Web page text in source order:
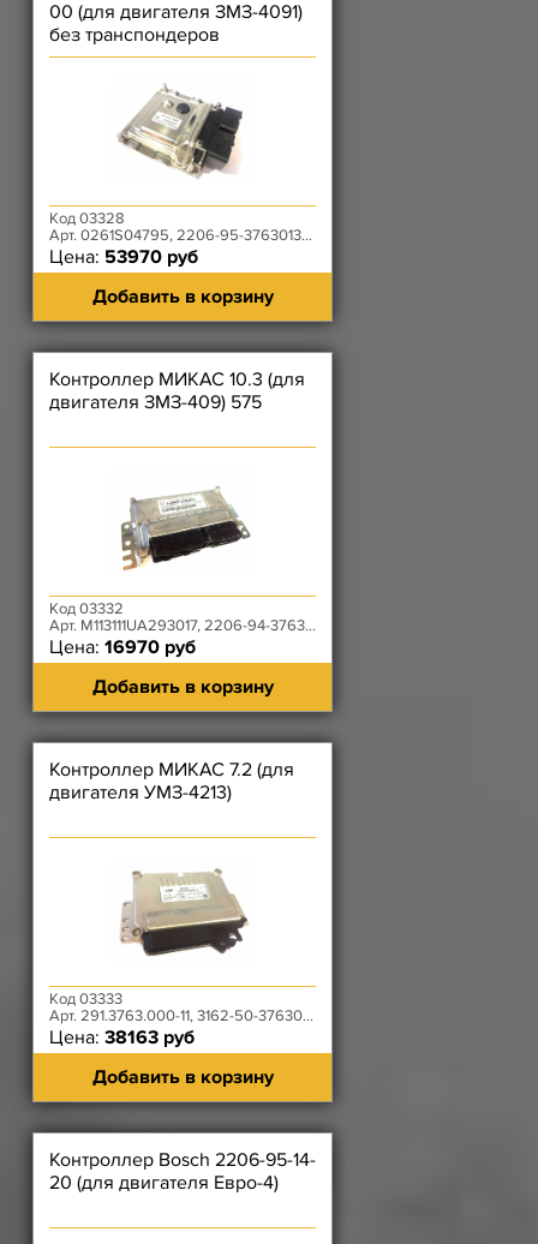
00 (для двигателя ЗМЗ-4091)
без транспондеров
Код 03328
Арт. 0261S04795, 2206-95-3763013-00
Цена: 53970 руб
Добавить в корзину
Контроллер МИКАС 10.3 (для
двигателя ЗМЗ-409) 575
Код 03332
Арт. M113111UA293017, 2206-94-3763011-00, 575.3763000
Цена: 16970 руб
Добавить в корзину
Контроллер МИКАС 7.2 (для
двигателя УМЗ-4213)
Код 03333
Арт. 291.3763.000-11, 3162-50-3763010-11
Цена: 38163 руб
Добавить в корзину
Контроллер Bosch 2206-95-14-
20 (для двигателя Евро-4)